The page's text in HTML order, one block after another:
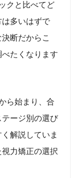
クと比べてど
多いはずで
断だからこ
たくなります
ら始まり、合
ージ別の選び
解説していま
力矯正の選択